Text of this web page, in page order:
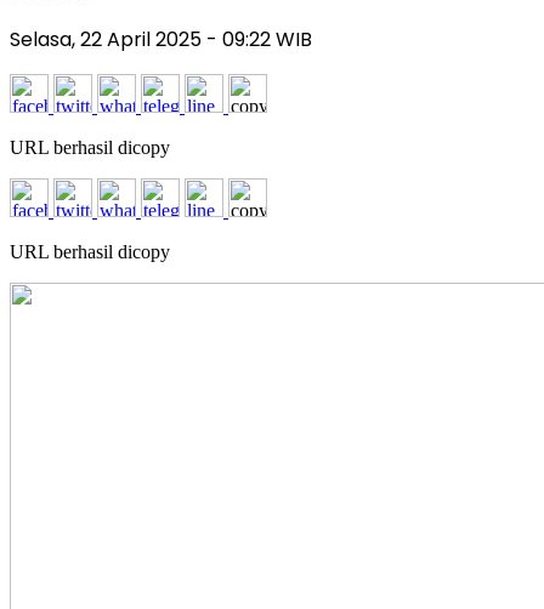
Selasa, 22 April 2025 - 09:22 WIB
URL berhasil dicopy
URL berhasil dicopy